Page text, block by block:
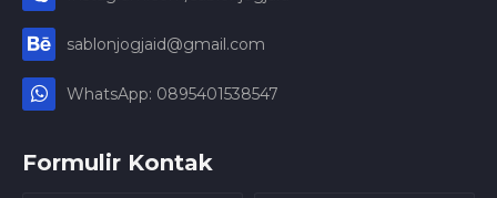
sablonjogjaid@gmail.com
WhatsApp: 0895401538547
Formulir Kontak